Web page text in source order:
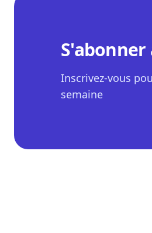
Inscrivez-vous
semaine